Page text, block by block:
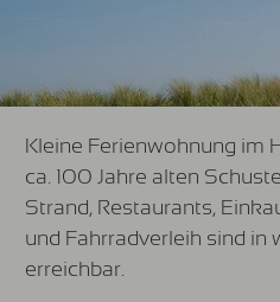
Kleine Ferienwohnung im
ca. 100 Jahre alten
Strand, Restaurants,
und Fahrradverleih sind in
erreichbar.